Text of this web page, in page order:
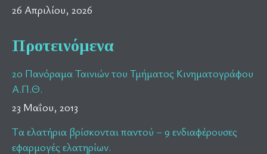
26 Απριλίου, 2026
Προτεινόμενα
2ο Πανόραμα Ταινιών του Τμήματος Κινηματογράφου
Α.Π.Θ.
23 Μαΐου, 2013
Tα ελατήρια βρίσκονται παντού – 9 ενδιαφέρουσες
εφαρμογές ελατηρίων.